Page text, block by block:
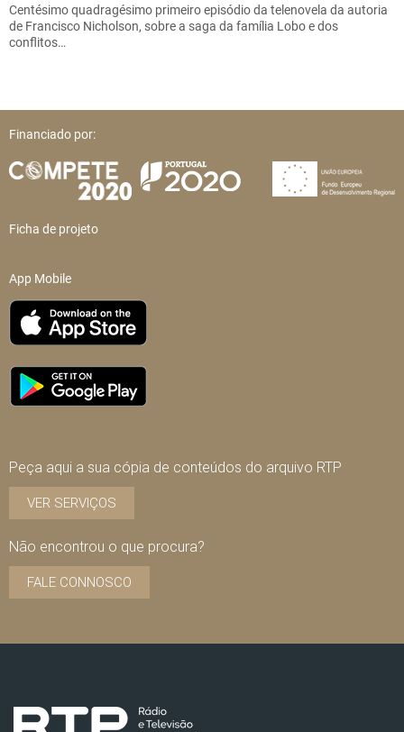
Centésimo quadragésimo primeiro episódio da telenovela da autoria
de Francisco Nicholson, sobre a saga da família Lobo e dos
conflitos…
Financiado por:
Ficha de projeto
App Mobile
Peça aqui a sua cópia de conteúdos do arquivo RTP
VER SERVIÇOS
Não encontrou o que procura?
FALE CONNOSCO